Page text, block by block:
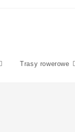
Trasy rowerowe